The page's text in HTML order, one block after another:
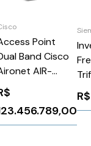
Point
Band Cisco
AIR-
LAP1142N-A-K9
R$